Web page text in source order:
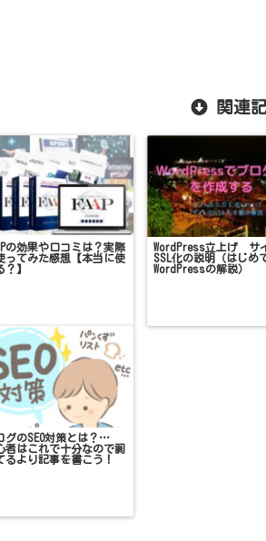
関連
の効果や口コミは？実際
ってみた感想【本当に使
？】
WordPress立上げ サ
SSL化の説明（はじめ
WordPressの解説）
グのSEO対策とは？…
者はこれで十分なので調
るより記事を書こう！